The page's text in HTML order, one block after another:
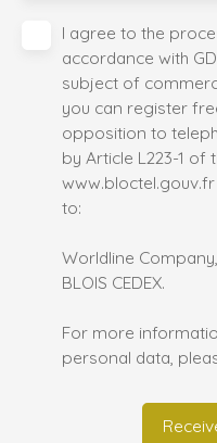
I agree to the
accordance with
subject of
you can register
opposition to
by Article L223-1 of
to:
Worldline Company,
BLOIS CEDEX.
For more
personal data,